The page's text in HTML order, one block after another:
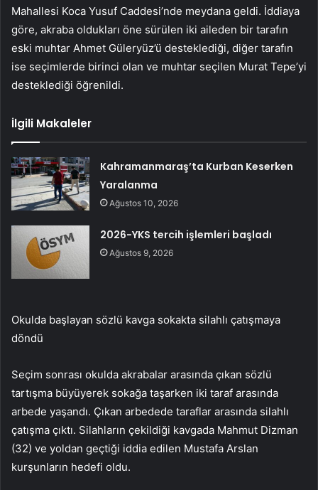
Mahallesi Koca Yusuf Caddesi’nde meydana geldi. İddiaya
göre, akraba oldukları öne sürülen iki aileden bir tarafın
eski muhtar Ahmet Güleryüz’ü desteklediği, diğer tarafın
ise seçimlerde birinci olan ve muhtar seçilen Murat Tepe’yi
desteklediği öğrenildi.
İlgili Makaleler
Kahramanmaraş’ta Kurban Keserken
Yaralanma
Ağustos 10, 2026
2026-YKS tercih işlemleri başladı
Ağustos 9, 2026
Okulda başlayan sözlü kavga sokakta silahlı çatışmaya
döndü
Seçim sonrası okulda akrabalar arasında çıkan sözlü
tartışma büyüyerek sokağa taşarken iki taraf arasında
arbede yaşandı. Çıkan arbedede taraflar arasında silahlı
çatışma çıktı. Silahların çekildiği kavgada Mahmut Dizman
(32) ve yoldan geçtiği iddia edilen Mustafa Arslan
kurşunların hedefi oldu.